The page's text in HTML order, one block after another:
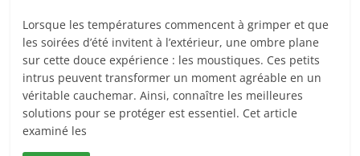
Lorsque les températures commencent à grimper et que
les soirées d’été invitent à l’extérieur, une ombre plane
sur cette douce expérience : les moustiques. Ces petits
intrus peuvent transformer un moment agréable en un
véritable cauchemar. Ainsi, connaître les meilleures
solutions pour se protéger est essentiel. Cet article
examiné les